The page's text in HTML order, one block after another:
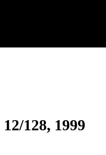
12/128, 1999